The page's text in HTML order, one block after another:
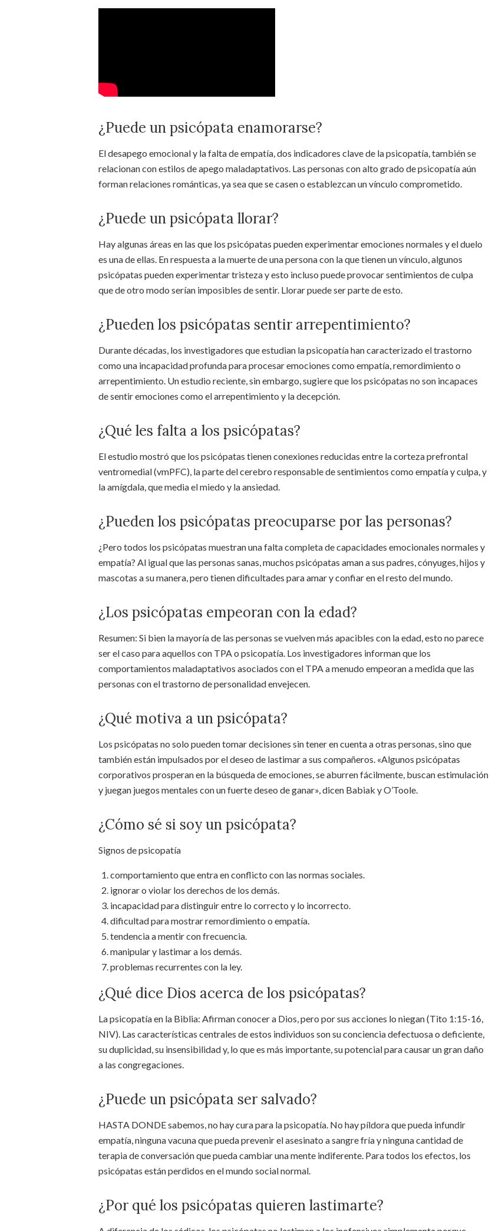
¿Puede un psicópata enamorarse?
El desapego emocional y la falta de empatía, dos indicadores clave de la psicopatía, también se
relacionan con estilos de apego maladaptativos. Las personas con alto grado de psicopatía aún
forman relaciones románticas, ya sea que se casen o establezcan un vínculo comprometido.
¿Puede un psicópata llorar?
Hay algunas áreas en las que los psicópatas pueden experimentar emociones normales y el duelo
es una de ellas. En respuesta a la muerte de una persona con la que tienen un vínculo, algunos
psicópatas pueden experimentar tristeza y esto incluso puede provocar sentimientos de culpa
que de otro modo serían imposibles de sentir. Llorar puede ser parte de esto.
¿Pueden los psicópatas sentir arrepentimiento?
Durante décadas, los investigadores que estudian la psicopatía han caracterizado el trastorno
como una incapacidad profunda para procesar emociones como empatía, remordimiento o
arrepentimiento. Un estudio reciente, sin embargo, sugiere que los psicópatas no son incapaces
de sentir emociones como el arrepentimiento y la decepción.
¿Qué les falta a los psicópatas?
El estudio mostró que los psicópatas tienen conexiones reducidas entre la corteza prefrontal
ventromedial (vmPFC), la parte del cerebro responsable de sentimientos como empatía y culpa, y
la amígdala, que media el miedo y la ansiedad.
¿Pueden los psicópatas preocuparse por las personas?
¿Pero todos los psicópatas muestran una falta completa de capacidades emocionales normales y
empatía? Al igual que las personas sanas, muchos psicópatas aman a sus padres, cónyuges, hijos y
mascotas a su manera, pero tienen dificultades para amar y confiar en el resto del mundo.
¿Los psicópatas empeoran con la edad?
Resumen: Si bien la mayoría de las personas se vuelven más apacibles con la edad, esto no parece
ser el caso para aquellos con TPA o psicopatía. Los investigadores informan que los
comportamientos maladaptativos asociados con el TPA a menudo empeoran a medida que las
personas con el trastorno de personalidad envejecen.
¿Qué motiva a un psicópata?
Los psicópatas no solo pueden tomar decisiones sin tener en cuenta a otras personas, sino que
también están impulsados por el deseo de lastimar a sus compañeros. «Algunos psicópatas
corporativos prosperan en la búsqueda de emociones, se aburren fácilmente, buscan estimulación
y juegan juegos mentales con un fuerte deseo de ganar», dicen Babiak y O’Toole.
¿Cómo sé si soy un psicópata?
Signos de psicopatía
comportamiento que entra en conflicto con las normas sociales.
ignorar o violar los derechos de los demás.
incapacidad para distinguir entre lo correcto y lo incorrecto.
dificultad para mostrar remordimiento o empatía.
tendencia a mentir con frecuencia.
manipular y lastimar a los demás.
problemas recurrentes con la ley.
¿Qué dice Dios acerca de los psicópatas?
La psicopatía en la Biblia: Afirman conocer a Dios, pero por sus acciones lo niegan (Tito 1:15-16,
NIV). Las características centrales de estos individuos son su conciencia defectuosa o deficiente,
su duplicidad, su insensibilidad y, lo que es más importante, su potencial para causar un gran daño
a las congregaciones.
¿Puede un psicópata ser salvado?
HASTA DONDE sabemos, no hay cura para la psicopatía. No hay píldora que pueda infundir
empatía, ninguna vacuna que pueda prevenir el asesinato a sangre fría y ninguna cantidad de
terapia de conversación que pueda cambiar una mente indiferente. Para todos los efectos, los
psicópatas están perdidos en el mundo social normal.
¿Por qué los psicópatas quieren lastimarte?